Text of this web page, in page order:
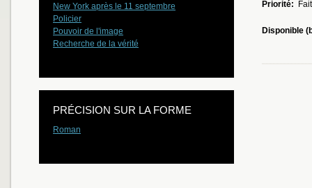
Priorité:
Fait
Disponible
New York après le 11 septembre
Policier
Pouvoir de l'image
Recherche de la vérité
PRÉCISION SUR LA FORME
Roman